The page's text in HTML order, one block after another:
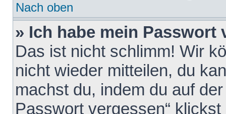
Nach oben
» Ich habe mein Passwort
Das ist nicht schlimm! Wir
nicht wieder mitteilen, du
machst du, indem du auf
Passwort vergessen“